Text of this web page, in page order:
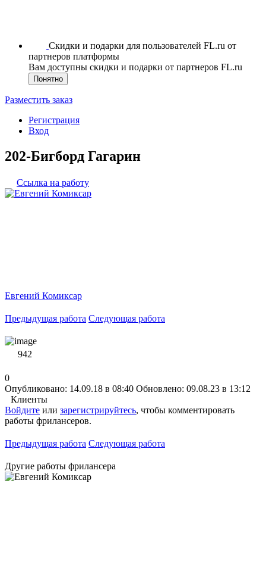
Скидки и подарки для пользователей FL.ru от
партнеров платформы
Вам доступны скидки и подарки от партнеров FL.ru
Понятно
Разместить заказ
Регистрация
Вход
202-Бигборд Гагарин
Ссылка на работу
Евгений Комиксар
Предыдущая работа Следующая работа
942
0
Опубликовано: 14.09.18 в 08:40 Обновлено: 09.08.23 в 13:12
Клиенты
Войдите или зарегистрируйтесь, чтобы комментировать
работы фрилансеров.
Предыдущая работа Следующая работа
Другие работы фрилансера